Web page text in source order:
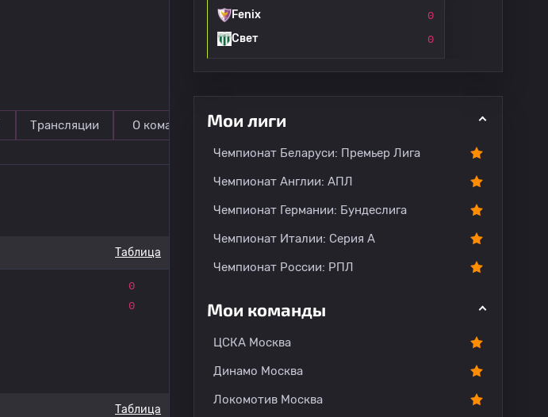
Трансляции О команде
Таблица
0
0
Таблица
Fenix 0
Свет 0
Мои лиги
Чемпионат Беларуси: Премьер Лига
Чемпионат Англии: АПЛ
Чемпионат Германии: Бундеслига
Чемпионат Италии: Серия А
Чемпионат России: РПЛ
Мои команды
ЦСКА Москва
Динамо Москва
Локомотив Москва